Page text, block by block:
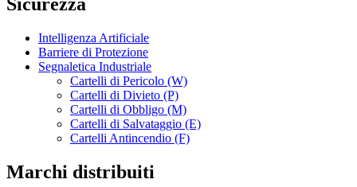
Intelligenza Artificiale
Barriere di Protezione
Segnaletica Industriale
Cartelli di Pericolo (W)
Cartelli di Divieto (P)
Cartelli di Obbligo (M)
Cartelli di Salvataggio (E)
Cartelli Antincendio (F)
Marchi distribuiti